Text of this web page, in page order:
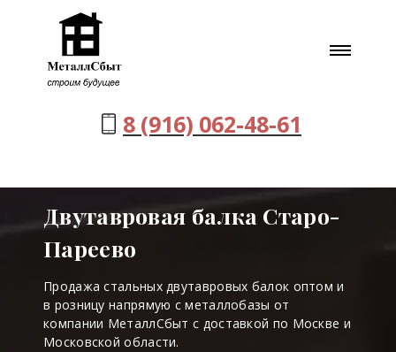
8 (916) 062-48-61
Двутавровая балка Старо-
Пареево
Продажа стальных двутавровых балок оптом и
в розницу напрямую с металлобазы от
компании МеталлСбыт с доставкой по Москве и
Московской области.